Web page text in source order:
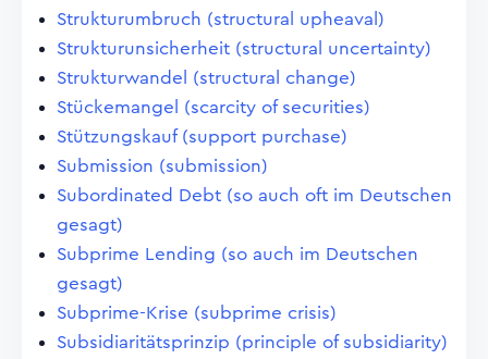
Strukturumbruch (structural upheaval)
Strukturunsicherheit (structural uncertainty)
Strukturwandel (structural change)
Stückemangel (scarcity of securities)
Stützungskauf (support purchase)
Submission (submission)
Subordinated Debt (so auch oft im Deutschen
gesagt)
Subprime Lending (so auch im Deutschen
gesagt)
Subprime-Krise (subprime crisis)
Subsidiaritätsprinzip (principle of subsidiarity)